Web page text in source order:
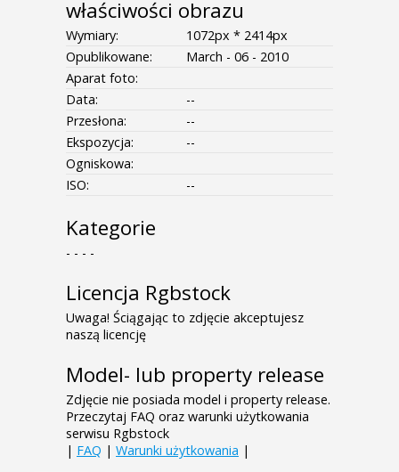
właściwości obrazu
Wymiary:
1072px * 2414px
Opublikowane:
March - 06 - 2010
Aparat foto:
Data:
--
Przesłona:
--
Ekspozycja:
--
Ogniskowa:
ISO:
--
Kategorie
- - - -
Licencja Rgbstock
Uwaga! Ściągając to zdjęcie akceptujesz
naszą licencję
Model- lub property release
Zdjęcie nie posiada model i property release.
Przeczytaj FAQ oraz warunki użytkowania
serwisu Rgbstock
| FAQ | Warunki użytkowania |